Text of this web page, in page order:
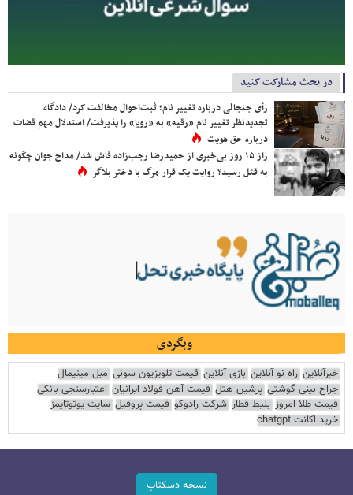
در بحث مشارکت کنید
رأی جنجالی درباره تغییر نام؛ ثبت‌احوال مخالفت کرد/ دادگاه
تجدیدنظر تغییر نام «رقیه» به «رویا» را پذیرفت/ استدلال مهم قضات
درباره حق هویت
راز ۱۵ روز بی‌خبری از حمیدرضا رجب‌زاده فاش شد/ مداح جوان چگونه
به قتل رسید؟ روایت یک قرار مرگ با دختر بلاگر
وبگردی
خبرآنلاین راه نو آنلاین بازی آنلاین قیمت تلویزیون سونی مبل مینیمال
جراح بینی گوشتی پرشین هتل قیمت آهن فولاد ایرانیان اعتبارسنجی بانکی
قیمت طلا امروز بلیط قطار شرکت رادوکو قیمت پروفیل سایت یوتوتایمز
خرید اکانت chatgpt
نسخه دسکتاپ